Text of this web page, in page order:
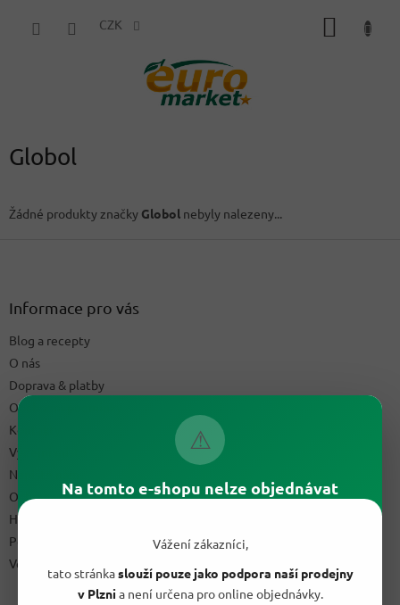
⚠
Na tomto e-shopu nelze objednávat
Vážení zákazníci,
tato stránkaslouží pouze jako podpora naší prodejny
v Plznia není určena pro online objednávky.
CZK
Globol
Žádné produkty značky Globol nebyly nalezeny...
Informace pro vás
Blog a recepty
O nás
Doprava & platby
Obchodní podmínky
Kontakty
Výdejní místo
Napište nám
Ochrana osobních údajů GDPR
Hodnocení obchodu
Podmínky uplatnění práv z vadného plnění a reklamační řád
Velkoobchod